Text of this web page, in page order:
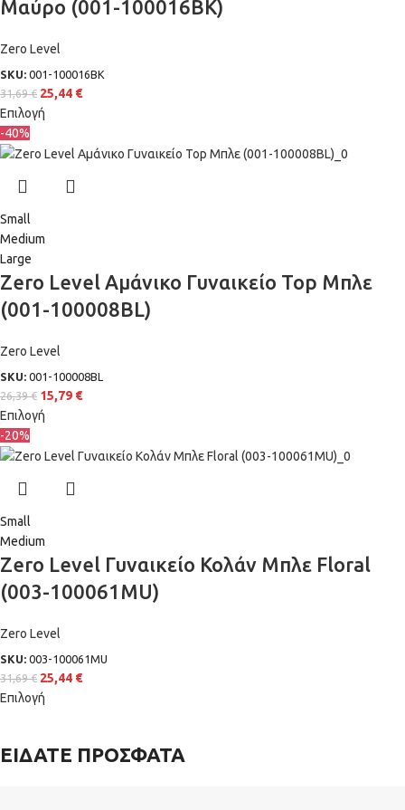
Μαύρο (001-100016BK)
Zero Level
SKU: 001-100016BK
31,69€ 25,44 €
Επιλογή
-40%
Small
Medium
Large
Zero Level Αμάνικο Γυναικείο Top Μπλε
(001-100008BL)
Zero Level
SKU: 001-100008BL
26,39€ 15,79 €
Επιλογή
-20%
Small
Medium
Zero Level Γυναικείο Κολάν Μπλε Floral
(003-100061MU)
Zero Level
SKU: 003-100061MU
31,69€ 25,44 €
Επιλογή
ΕΙΔΑΤΕ ΠΡΟΣΦΑΤΑ